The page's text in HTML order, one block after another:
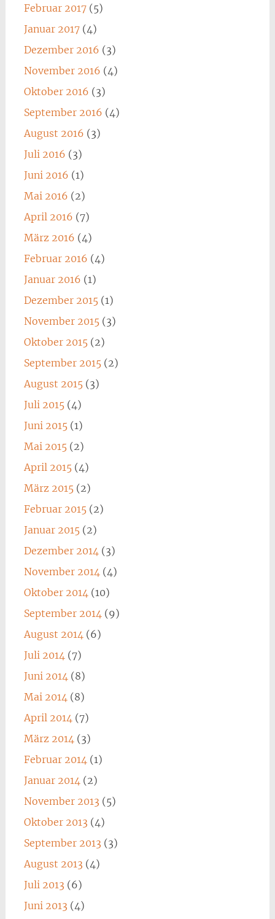
Februar 2017(5)
Januar 2017(4)
Dezember 2016 (3)
November 2016 (4)
Oktober 2016 (3)
September 2016 (4)
August 2016 (3)
Juli 2016 (3)
Juni 2016 (1)
Mai 2016 (2)
April 2016 (7)
März 2016 (4)
Februar 2016 (4)
Januar 2016 (1)
Dezember 2015(1)
November 2015(3)
Oktober 2015(2)
September 2015(2)
August 2015(3)
Juli 2015(4)
Juni 2015(1)
Mai 2015(2)
April 2015(4)
März 2015(2)
Februar 2015(2)
Januar 2015(2)
Dezember 2014 (3)
November 2014 (4)
Oktober 2014 (10)
September 2014 (9)
August 2014 (6)
Juli 2014 (7)
Juni 2014 (8)
Mai 2014 (8)
April 2014 (7)
März 2014 (3)
Februar 2014 (1)
Januar 2014 (2)
November 2013 (5)
Oktober 2013 (4)
September 2013 (3)
August 2013 (4)
Juli 2013 (6)
Juni 2013 (4)